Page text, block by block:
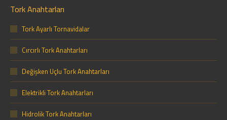
Tork Anahtarları
Tork Ayarlı Tornavidalar
Cırcırlı Tork Anahtarları
Değişken Uçlu Tork Anahtarları
Elektrikli Tork Anahtarları
Hidrolik Tork Anahtarları